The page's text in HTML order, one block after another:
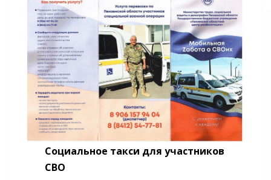
Социальное такси для участников
СВО